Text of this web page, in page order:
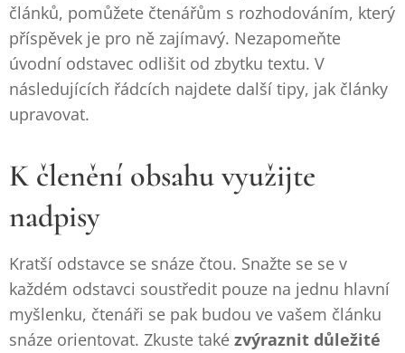
článků, pomůžete čtenářům s rozhodováním, který
příspěvek je pro ně zajímavý. Nezapomeňte
úvodní odstavec odlišit od zbytku textu. V
následujících řádcích najdete další tipy, jak články
upravovat.
K členění obsahu využijte
nadpisy
Kratší odstavce se snáze čtou. Snažte se se v
každém odstavci soustředit pouze na jednu hlavní
myšlenku, čtenáři se pak budou ve vašem článku
snáze orientovat. Zkuste také zvýraznit důležité